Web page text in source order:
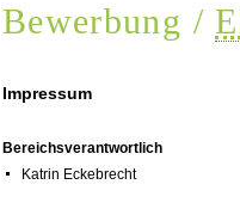
Bewerbung /
Impressum
Bereichsverantwortlich
Katrin Eckebrecht